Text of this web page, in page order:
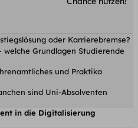
oder Karrierebremse?
welche Grundlagen Studierende
und Praktika
sind Uni-Absolventen
in die Digitalisierung